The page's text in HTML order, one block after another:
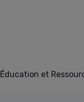
Éducation et